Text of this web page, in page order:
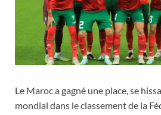
Le Maroc a gagné une place, se
mondial dans le classement de la